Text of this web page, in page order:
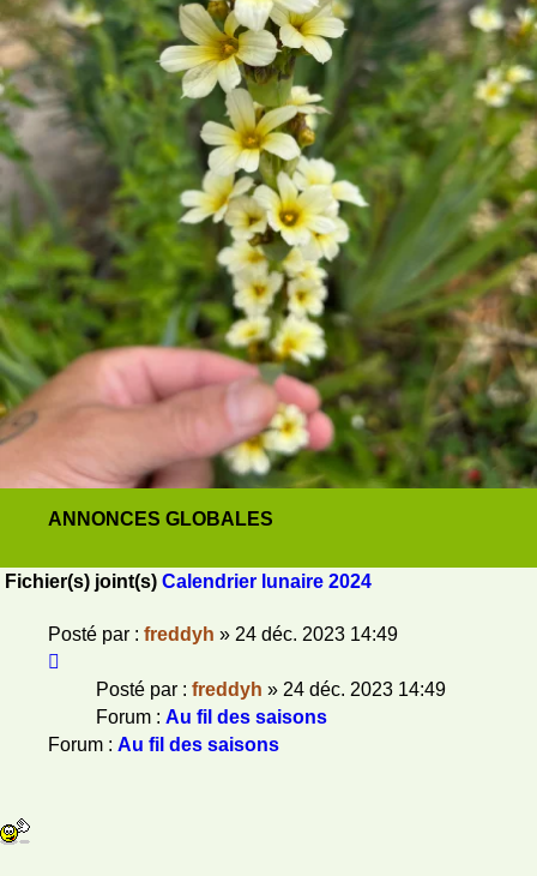
ANNONCES GLOBALES
Fichier(s) joint(s) Calendrier lunaire 2024
Posté par : freddyh » 24 déc. 2023 14:49
Posté par : freddyh » 24 déc. 2023 14:49
Forum : Au fil des saisons
Forum : Au fil des saisons